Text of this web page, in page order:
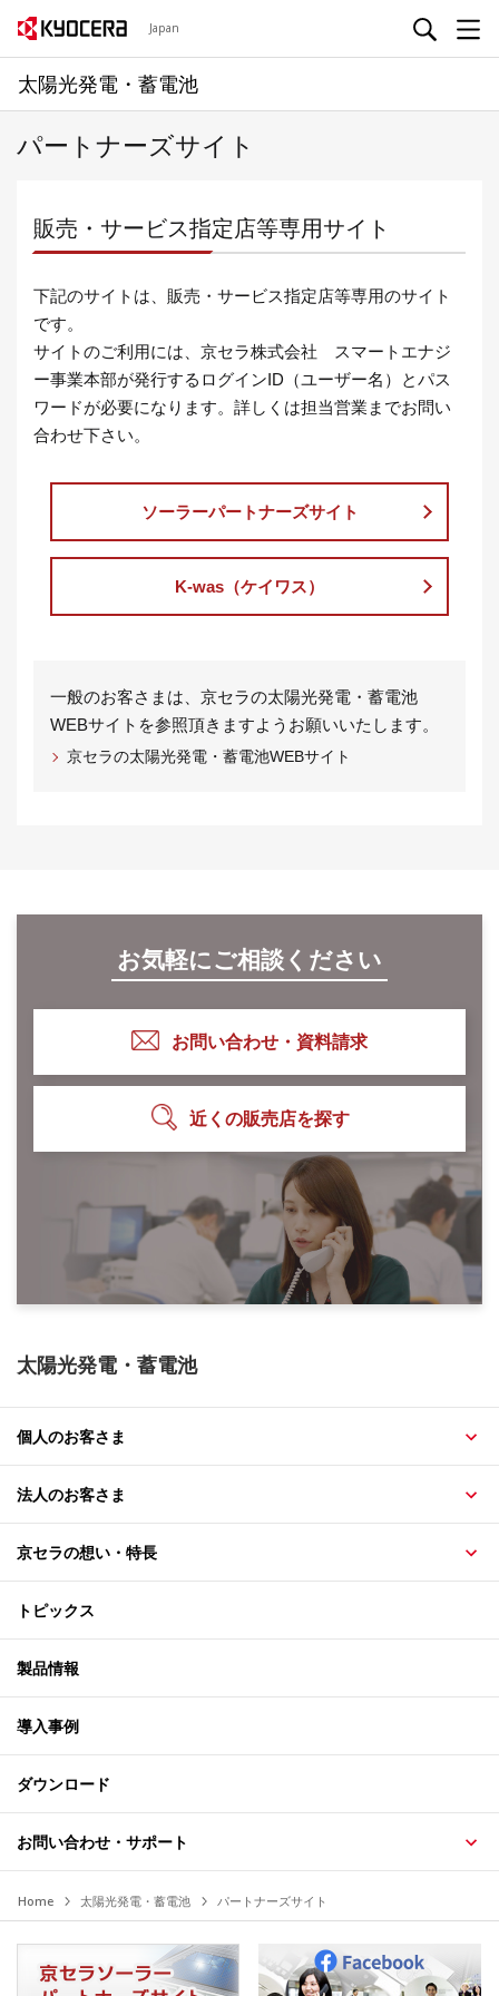
Japan
太陽光発電・蓄電池
パートナーズサイト
販売・サービス指定店等専用サイト
下記のサイトは、販売・サービス指定店等専用のサイト
です。
サイトのご利用には、京セラ株式会社 スマートエナジ
ー事業本部が発行するログインID（ユーザー名）とパス
ワードが必要になります。詳しくは担当営業までお問い
合わせ下さい。
ソーラーパートナーズサイト
K-was（ケイワス）
一般のお客さまは、京セラの太陽光発電・蓄電池
WEBサイトを参照頂きますようお願いいたします。
京セラの太陽光発電・蓄電池WEBサイト
お気軽にご相談ください
お問い合わせ・資料請求
近くの販売店を探す
太陽光発電・蓄電池
個人のお客さま
法人のお客さま
京セラの想い・特長
トピックス
製品情報
導入事例
ダウンロード
お問い合わせ・サポート
Home 太陽光発電・蓄電池 パートナーズサイト